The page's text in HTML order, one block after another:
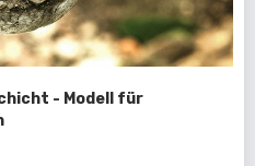
- Modell für